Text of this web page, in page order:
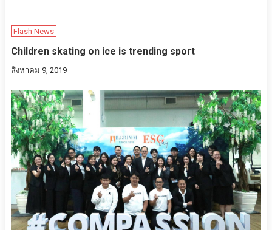
Flash News
Children skating on ice is trending sport
สิงหาคม 9, 2019